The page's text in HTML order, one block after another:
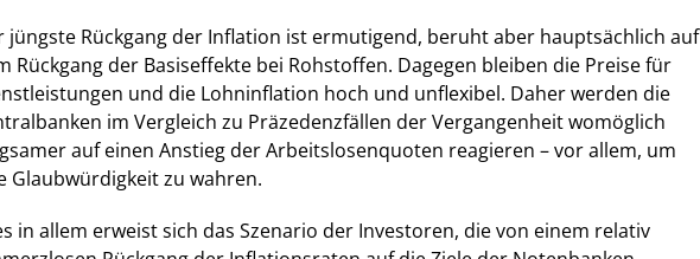
jüngste Rückgang der Inflation ist ermutigend, beruht aber hauptsächlich auf
Rückgang der Basiseffekte bei Rohstoffen. Dagegen bleiben die Preise für
und die Lohninflation hoch und unflexibel. Daher werden die
im Vergleich zu Präzedenzfällen der Vergangenheit womöglich
auf einen Anstieg der Arbeitslosenquoten reagieren – vor allem, um
Glaubwürdigkeit zu wahren.
in allem erweist sich das Szenario der Investoren, die von einem relativ